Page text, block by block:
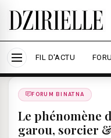
Nous utilisons des
expérience et
Accepter
FIL D'ACTU
Forums
FORUM BINATNA
Le phénomène
garou, sorcier